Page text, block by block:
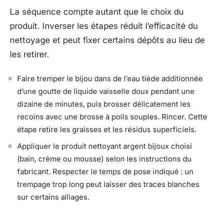
La séquence compte autant que le choix du
produit. Inverser les étapes réduit l’efficacité du
nettoyage et peut fixer certains dépôts au lieu de
les retirer.
Faire tremper le bijou dans de l’eau tiède additionnée
d’une goutte de liquide vaisselle doux pendant une
dizaine de minutes, puis brosser délicatement les
recoins avec une brosse à poils souples. Rincer. Cette
étape retire les graisses et les résidus superficiels.
Appliquer le produit nettoyant argent bijoux choisi
(bain, crème ou mousse) selon les instructions du
fabricant. Respecter le temps de pose indiqué : un
trempage trop long peut laisser des traces blanches
sur certains alliages.